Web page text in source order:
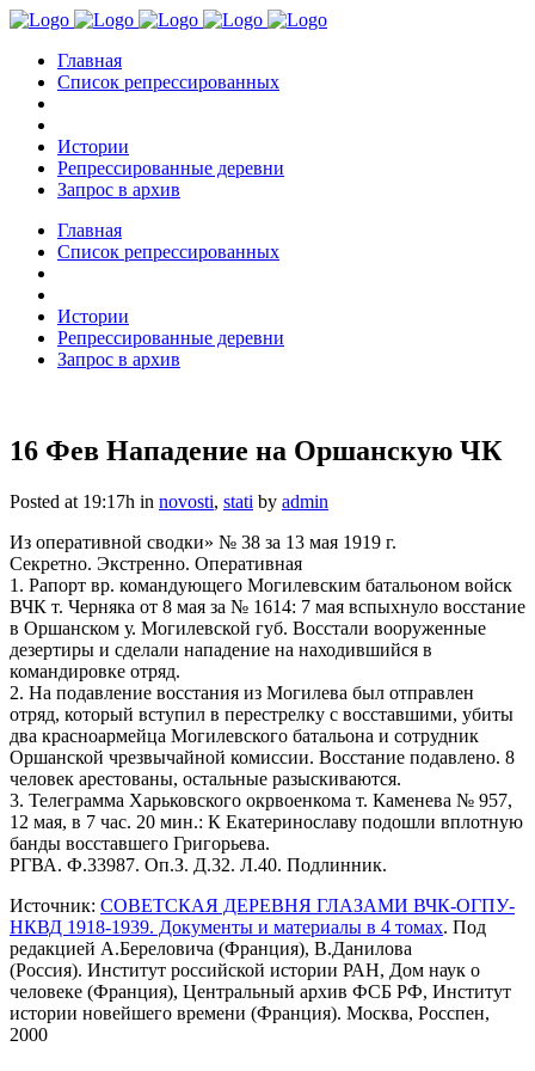
Главная
Список репрессированных
Истории
Репрессированные деревни
Запрос в архив
Главная
Список репрессированных
Истории
Репрессированные деревни
Запрос в архив
16 Фев Нападение на Оршанскую ЧК
Posted at 19:17h in novosti, stati by admin
Из оперативной сводки» № 38 за 13 мая 1919 г.
Секретно. Экстренно. Оперативная
1. Рапорт вр. командующего Могилевским батальоном войск
ВЧК т. Черняка от 8 мая за № 1614: 7 мая вспыхнуло восстание
в Оршанском у. Могилевской губ. Восстали вооруженные
дезертиры и сделали нападение на находившийся в
командировке отряд.
2. На подавление восстания из Могилева был отправлен
отряд, который вступил в перестрелку с восставшими, убиты
два красноармейца Могилевского батальона и сотрудник
Оршанской чрезвычайной комиссии. Восстание подавлено. 8
человек арестованы, остальные разыскиваются.
3. Телеграмма Харьковского окрвоенкома т. Каменева № 957,
12 мая, в 7 час. 20 мин.: К Екатеринославу подошли вплотную
банды восставшего Григорьева.
РГВА. Ф.33987. Оп.З. Д.32. Л.40. Подлинник.
Источник: СОВЕТСКАЯ ДЕРЕВНЯ ГЛАЗАМИ ВЧК-ОГПУ-
НКВД 1918-1939. Документы и материалы в 4 томах. Под
редакцией А.Береловича (Франция), В.Данилова
(Россия). Институт российской истории РАН, Дом наук о
человеке (Франция), Центральный архив ФСБ РФ, Институт
истории новейшего времени (Франция). Москва, Росспен,
2000